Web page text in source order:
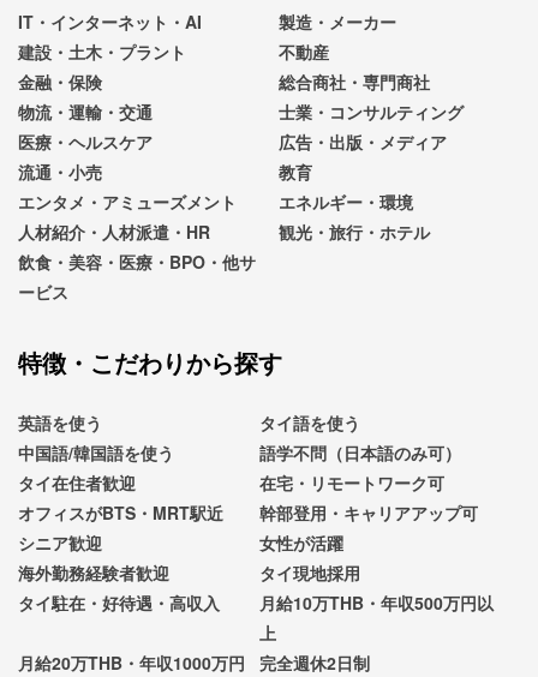
IT・インターネット・AI
製造・メーカー
建設・土木・プラント
不動産
金融・保険
総合商社・専門商社
物流・運輸・交通
士業・コンサルティング
医療・ヘルスケア
広告・出版・メディア
流通・小売
教育
エンタメ・アミューズメント
エネルギー・環境
人材紹介・人材派遣・HR
観光・旅行・ホテル
飲食・美容・医療・BPO・他サ
ービス
特徴・こだわりから探す
英語を使う
タイ語を使う
中国語/韓国語を使う
語学不問（日本語のみ可）
タイ在住者歓迎
在宅・リモートワーク可
オフィスがBTS・MRT駅近
幹部登用・キャリアアップ可
シニア歓迎
女性が活躍
海外勤務経験者歓迎
タイ現地採用
タイ駐在・好待遇・高収入
月給10万THB・年収500万円以
上
月給20万THB・年収1000万円
完全週休2日制